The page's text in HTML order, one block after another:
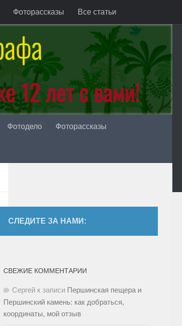
Фоторассказы Все статьи
Фотодело Фоторассказы
СЛЕДИТЕ ЗА НАМИ:
СВЕЖИЕ КОММЕНТАРИИ
Сергей к записи Першинская пещера и
Першинский камень: как добраться,
координаты, мой отзыв